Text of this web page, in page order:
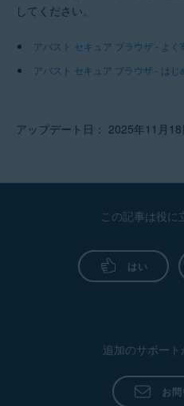
してください。
アバスト セキュア ブラウザ - よく
アバスト セキュア ブラウザ - はじ
アップデート日： 2025年11月18
この記事は役に
はい
追加のサポー
お